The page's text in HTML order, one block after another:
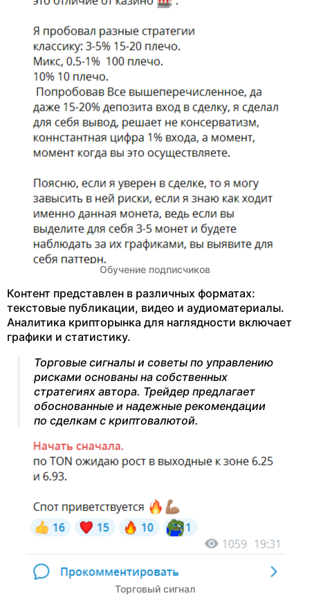
Обучение подписчиков
Контент представлен в различных форматах:
текстовые публикации, видео и аудиоматериалы.
Аналитика крипторынка для наглядности включает
графики и статистику.
Торговые сигналы и советы по управлению
рисками основаны на собственных
стратегиях автора. Трейдер предлагает
обоснованные и надежные рекомендации
по сделкам с криптовалютой.
Торговый сигнал